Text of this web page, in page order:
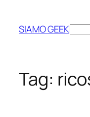
contenuto
SIAMO GEEKCerca
Tag: